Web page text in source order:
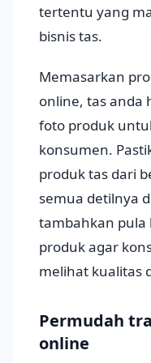
tertentu yang
bisnis tas.
Memasarkan
online, tas anda
foto produk
konsumen.
produk tas dari
semua detilnya
tambahkan pula
produk agar
melihat kualitas
Permudah
online